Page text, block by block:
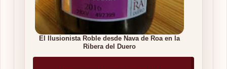
El Ilusionista Roble desde Nava de Roa en la
Ribera del Duero